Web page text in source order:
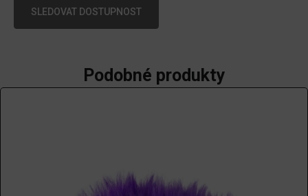
SLEDOVAT DOSTUPNOST
Podobné produkty